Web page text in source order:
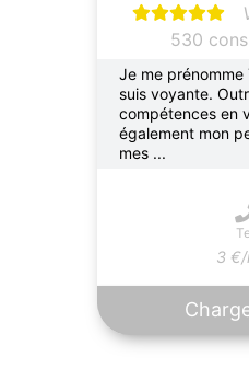
530
Je me prénomme
suis voyante.
compétences en
également mon
mes ...
3 €/